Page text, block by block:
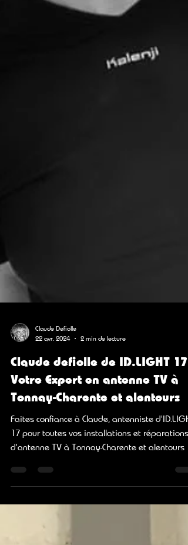
22 avr. 2024
2 min de lecture
Claude defiolle de ID.LIGHT 17 :
Votre Expert en antenne TV à
Tonnay-Charente et alentours
Faites confiance à Claude, antenniste
d'antenne TV à Tonnay-Charente et alentours